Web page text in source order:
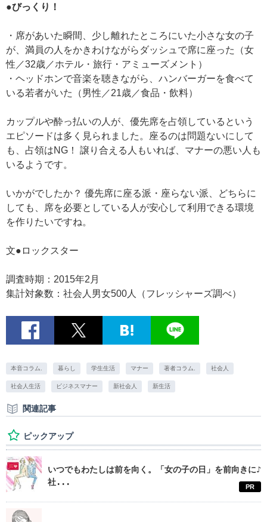
●びっくり！
・席があいた瞬間、少し離れたところにいた小さな女の子
が、満員の人をかきわけながらダッシュで席に座った（女
性／32歳／ホテル・旅行・アミューズメント）
・ヘッドホンで音楽を聴きながら、ハンバーガーを食べて
いる若者がいた（男性／21歳／食品・飲料）
カップルや酔っ払いの人が、優先席を占領しているという
エピソードは多く見られました。座るのは問題ないにして
も、占領はNG！ 譲り合える人もいれば、マナーの悪い人も
いるようです。
いかがでしたか？ 優先席に座る派・座らない派、どちらに
しても、席を必要としている人が安心して利用できる環境
を作りたいですね。
文●ロックスター
調査時期：2015年2月
集計対象数：社会人男女500人（フレッシャーズ調べ）
本音コラム. 暮らし 学生生活 マナー 著者コラム. 社会人
社会人生活 ビジネスマナー 新社会人 新生活
関連記事
ピックアップ
いつでもわたしは前を向く。「女の子の日」を前向きに♪
社...
PR